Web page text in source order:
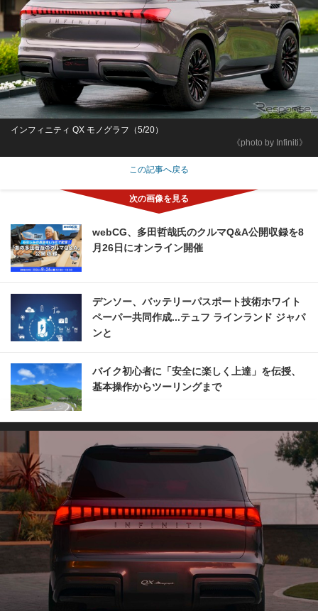
《photo by Infiniti》
インフィニティ QX モノグラフ（5/20）
この記事へ戻る
webCG、多田哲哉氏のクルマQ&A公開収録を8
月26日にオンライン開催
デンソー、バッテリーパスポート技術ホワイト
ペーパー共同作成...テュフ ラインランド ジャパ
ンと
バイク初心者に「安全に楽しく上達」を伝授、
基本操作からツーリングまで